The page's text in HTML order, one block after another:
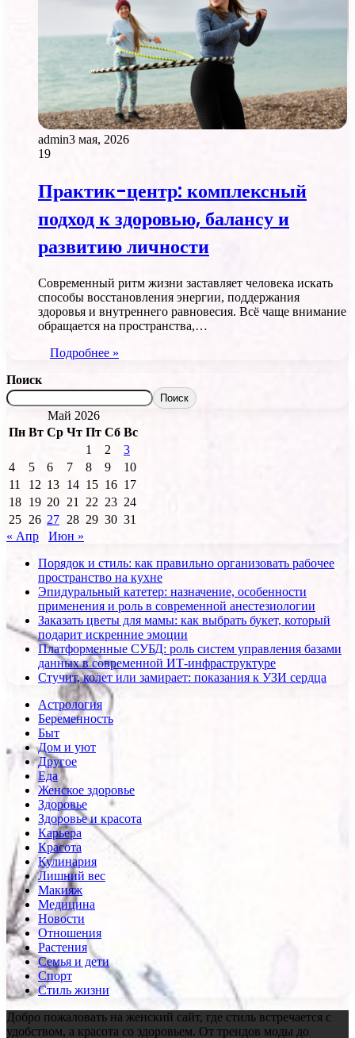
admin3 мая, 2026
19
Практик-центр: комплексный
подход к здоровью, балансу и
развитию личности
Современный ритм жизни заставляет человека искать
способы восстановления энергии, поддержания
здоровья и внутреннего равновесия. Всё чаще внимание
обращается на пространства,…
Подробнее »
Поиск
Поиск
Май 2026
Пн Вт Ср Чт Пт Сб Вс
1
2
3
4
5 6 7 8 9
10
11
12 13 14 15 16 17
18 19 20 21 22 23 24
25 26 27 28 29 30 31
« Апр
Июн »
Порядок и стиль: как правильно организовать рабочее
пространство на кухне
Эпидуральный катетер: назначение, особенности
применения и роль в современной анестезиологии
Заказать цветы для мамы: как выбрать букет, который
подарит искренние эмоции
Платформенные СУБД: роль систем управления базами
данных в современной ИТ-инфраструктуре
Стучит, колет или замирает: показания к УЗИ сердца
Астрология
Беременность
Быт
Дом и уют
Другое
Еда
Женское здоровье
Здоровье
Здоровье и красота
Карьера
Красота
Кулинария
Лишний вес
Макияж
Медицина
Новости
Отношения
Растения
Семья и дети
Спорт
Стиль жизни
Добро пожаловать на женский сайт, где стиль встречается с
удобством, а красота со здоровьем. От трендов моды до